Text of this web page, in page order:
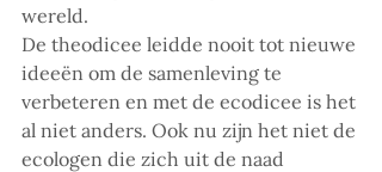
wereld.
De theodicee leidde nooit tot nieuwe
ideeën om de samenleving te
verbeteren en met de ecodicee is het
al niet anders. Ook nu zijn het niet de
ecologen die zich uit de naad